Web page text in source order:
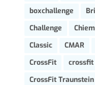
boxchallenge
Challenge
Classic
CMAR
CrossFit
crossfit
CrossFit Traunstein